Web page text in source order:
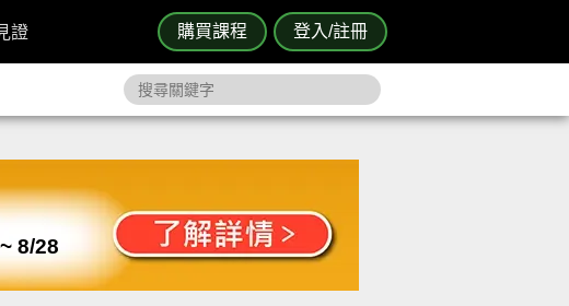
購買課程 登入/註冊
證
8/28